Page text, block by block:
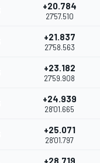
+20.784
27'57.510
+21.837
27'58.563
+23.182
27'59.908
+24.939
28'01.665
+25.071
28'01.797
+28.719